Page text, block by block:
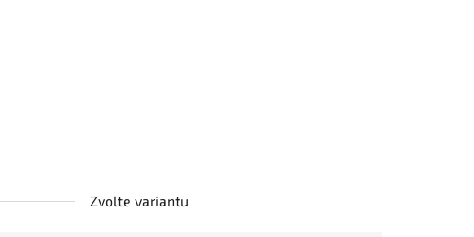
Zvolte variantu